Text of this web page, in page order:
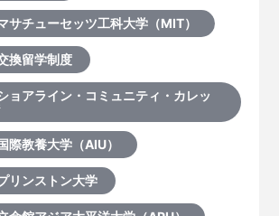
サチューセッツ工科大学（MIT）
換留学制度
ョアライン・コミュニティ・カレッ
際教養大学（AIU）
リンストン大学